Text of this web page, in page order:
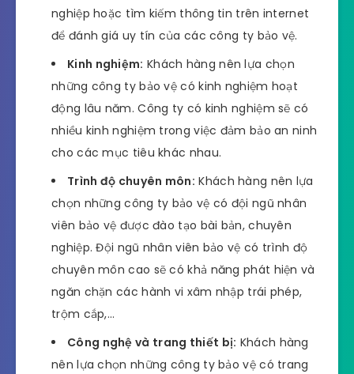
nghiệp hoặc tìm kiếm thông tin trên internet
để đánh giá uy tín của các công ty bảo vệ.
Kinh nghiệm: Khách hàng nên lựa chọn
những công ty bảo vệ có kinh nghiệm hoạt
động lâu năm. Công ty có kinh nghiệm sẽ có
nhiều kinh nghiệm trong việc đảm bảo an ninh
cho các mục tiêu khác nhau.
Trình độ chuyên môn: Khách hàng nên lựa
chọn những công ty bảo vệ có đội ngũ nhân
viên bảo vệ được đào tạo bài bản, chuyên
nghiệp. Đội ngũ nhân viên bảo vệ có trình độ
chuyên môn cao sẽ có khả năng phát hiện và
ngăn chặn các hành vi xâm nhập trái phép,
trộm cắp,…
Công nghệ và trang thiết bị: Khách hàng
nên lựa chọn những công ty bảo vệ có trang